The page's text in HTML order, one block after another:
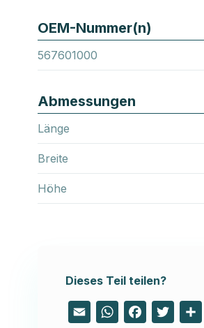
OEM-Nummer(n)
567601000
Abmessungen
Länge
Breite
Höhe
Dieses Teil teilen?
Email WhatsApp
FacebookTwitter